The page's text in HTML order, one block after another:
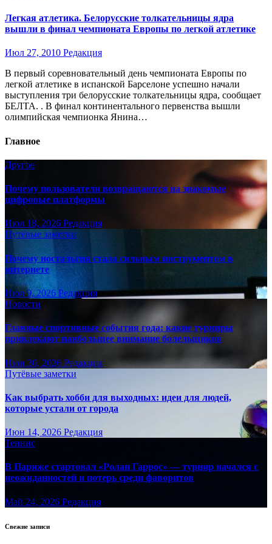
Легкая атлетика. Белорусские толкательницы ядра
вышли в финал чемпионата Европы по легкой атлетике
Июл 27, 2010 Редакция
В первый соревновательный день чемпионата Европы по
легкой атлетике в испанской Барселоне успешно начали
выступления три белорусские толкательницы ядра, сообщает
БЕЛТА. . В финал континентального первенства вышли
олимпийская чемпионка Янина…
Главное
Другое
Почему пользователи возвращаются на знакомые
цифровые платформы
Июл 18, 2026 Редакция
Путёвые заметки
Почему ностальгия стала сильным инструментом в
интернете
Июл 9, 2026 Редакция
Новости
Главные спортивные события года: какие турниры
привлекают наибольшее внимание болельщиков
Июн 30, 2026 Редакция
Путёвые заметки
Как выбрать хобби для выходных: идеи для людей,
которые устали от города
Июн 14, 2026 Редакция
Теннис
В Париже стартовал «Ролан Гаррос» — турнир начался с
неожиданностей и потерь среди фаворитов
Май 24, 2026 Редакция
Свежие записи